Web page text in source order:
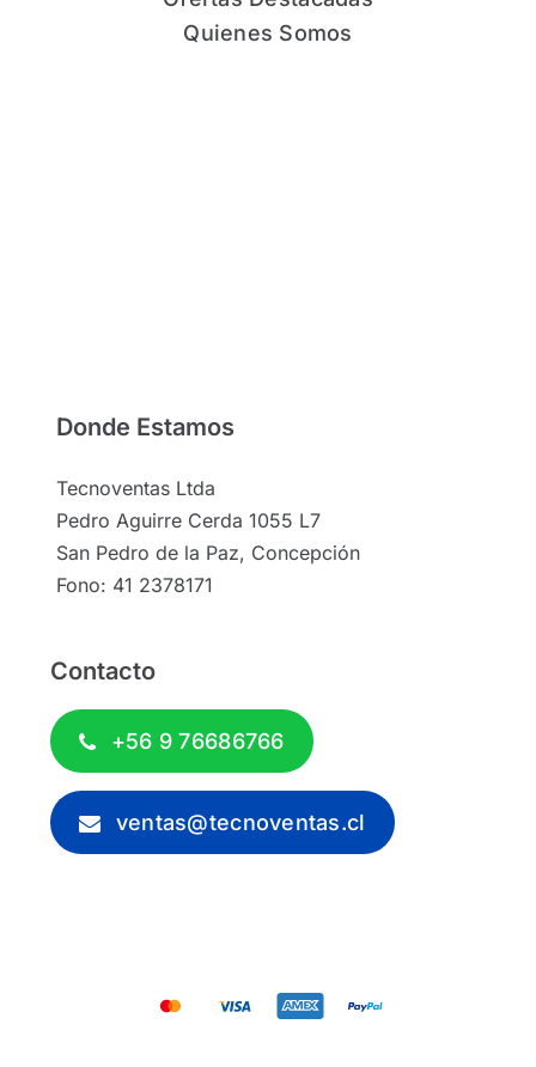
Quienes Somos
Donde Estamos
Tecnoventas Ltda
Pedro Aguirre Cerda 1055 L7
San Pedro de la Paz, Concepción
Fono: 41 2378171
Contacto
+56 9 76686766
ventas@tecnoventas.cl